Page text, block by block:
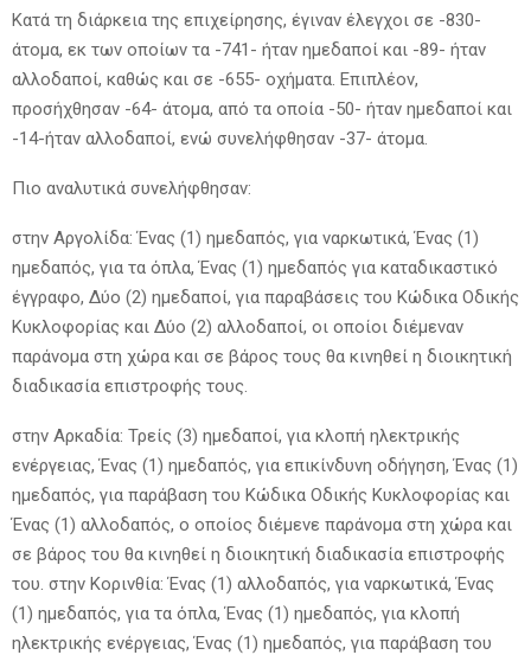
Κατά τη διάρκεια της επιχείρησης, έγιναν έλεγχοι σε -830-
άτομα, εκ των οποίων τα -741- ήταν ημεδαποί και -89- ήταν
αλλοδαποί, καθώς και σε -655- οχήματα. Επιπλέον,
προσήχθησαν -64- άτομα, από τα οποία -50- ήταν ημεδαποί και
-14-ήταν αλλοδαποί, ενώ συνελήφθησαν -37- άτομα.
Πιο αναλυτικά συνελήφθησαν:
στην Αργολίδα: Ένας (1) ημεδαπός, για ναρκωτικά, Ένας (1)
ημεδαπός, για τα όπλα, Ένας (1) ημεδαπός για καταδικαστικό
έγγραφο, Δύο (2) ημεδαποί, για παραβάσεις του Κώδικα Οδικής
Κυκλοφορίας και Δύο (2) αλλοδαποί, οι οποίοι διέμεναν
παράνομα στη χώρα και σε βάρος τους θα κινηθεί η διοικητική
διαδικασία επιστροφής τους.
στην Αρκαδία: Τρείς (3) ημεδαποί, για κλοπή ηλεκτρικής
ενέργειας, Ένας (1) ημεδαπός, για επικίνδυνη οδήγηση, Ένας (1)
ημεδαπός, για παράβαση του Κώδικα Οδικής Κυκλοφορίας και
Ένας (1) αλλοδαπός, ο οποίος διέμενε παράνομα στη χώρα και
σε βάρος του θα κινηθεί η διοικητική διαδικασία επιστροφής
του. στην Κορινθία: Ένας (1) αλλοδαπός, για ναρκωτικά, Ένας
(1) ημεδαπός, για τα όπλα, Ένας (1) ημεδαπός, για κλοπή
ηλεκτρικής ενέργειας, Ένας (1) ημεδαπός, για παράβαση του